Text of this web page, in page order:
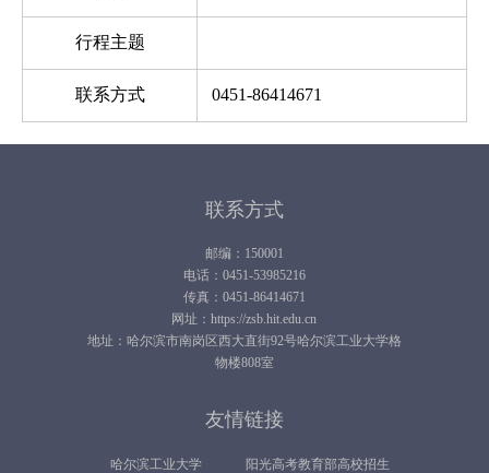
行程主题
联系方式 0451-86414671
联系方式
邮编：150001
电话：0451-53985216
传真：0451-86414671
网址：https://zsb.hit.edu.cn
地址：哈尔滨市南岗区西大直街92号哈尔滨工业大学格
物楼808室
友情链接
哈尔滨工业大学 阳光高考教育部高校招生